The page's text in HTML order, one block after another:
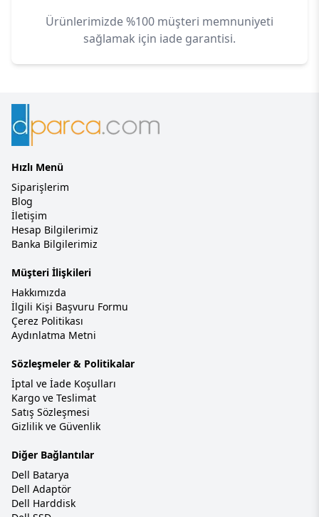
Ürünlerimizde %100 müşteri memnuniyeti
sağlamak için iade garantisi.
Hızlı Menü
Siparişlerim
Blog
İletişim
Hesap Bilgilerimiz
Banka Bilgilerimiz
Müşteri İlişkileri
Hakkımızda
İlgili Kişi Başvuru Formu
Çerez Politikası
Aydınlatma Metni
Sözleşmeler & Politikalar
İptal ve İade Koşulları
Kargo ve Teslimat
Satış Sözleşmesi
Gizlilik ve Güvenlik
Diğer Bağlantılar
Dell Batarya
Dell Adaptör
Dell Harddisk